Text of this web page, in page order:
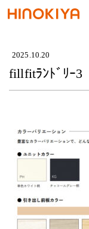
2025.10.20
fillfitﾗﾝﾄﾞﾘｰ3